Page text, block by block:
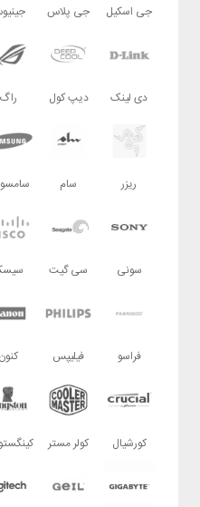
جی اسکیل جی پلاس
دی لینک دیپ کول راگ
ریزر سام
سونی سی گیت
فراسو فیلیپس کنون
کورشیال کولر مستر